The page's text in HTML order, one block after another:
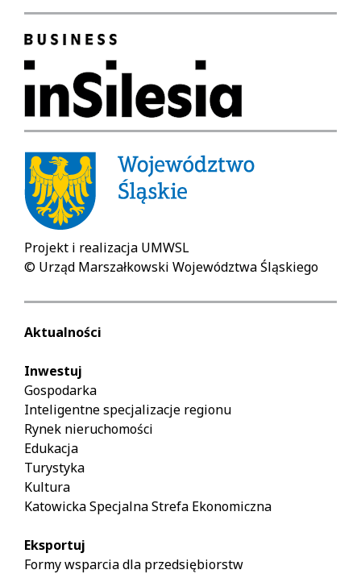
Projekt i realizacja UMWSL
© Urząd Marszałkowski Województwa Śląskiego
Aktualności
Inwestuj
Gospodarka
Inteligentne specjalizacje regionu
Rynek nieruchomości
Edukacja
Turystyka
Kultura
Katowicka Specjalna Strefa Ekonomiczna
Eksportuj
Formy wsparcia dla przedsiębiorstw